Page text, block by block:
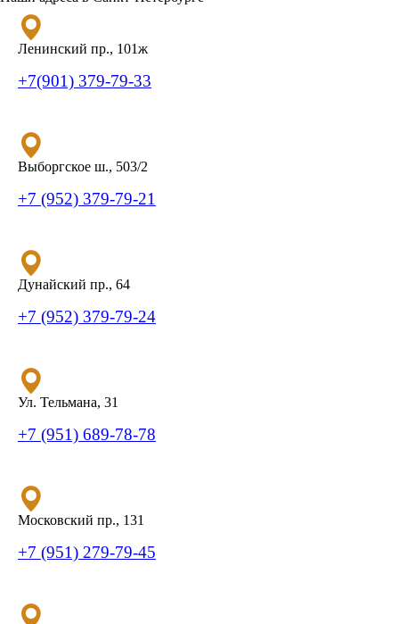
Ленинский пр., 101ж
+7(901) 379-79-33
Выборгское ш., 503/2
+7 (952) 379-79-21
Дунайский пр., 64
+7 (952) 379-79-24
Ул. Тельмана, 31
+7 (951) 689-78-78
Московский пр., 131
+7 (951) 279-79-45